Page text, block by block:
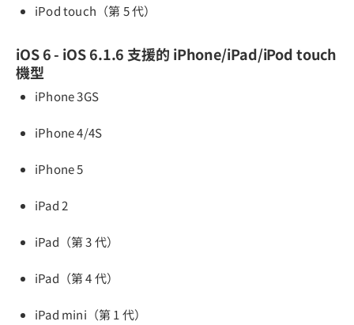
iPod touch（第 5 代）
iOS 6 - iOS 6.1.6 支援的 iPhone/iPad/iPod touch
機型
iPhone 3GS
iPhone 4/4S
iPhone 5
iPad 2
iPad（第 3 代）
iPad（第 4 代）
iPad mini（第 1 代）